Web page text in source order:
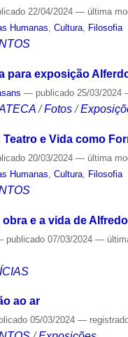
22/04/2024— última
Humanas,Cultura, Filosofia
para exposição
— publicado 25/03/2024
/Fotos /
e Vida como
20/03/2024— última
Humanas ,Cultura Filosofia
e a vida de
publicado 07/03/2024—
ao ar
05/03/2024—